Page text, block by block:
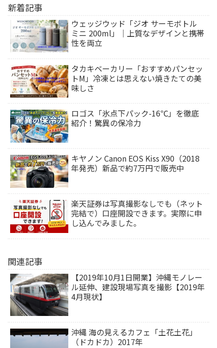
新着記事
ウェッジウッド「ジオ サーモボトル
ミニ 200ml」｜上質なデザインと携帯
性を両立
タカキベーカリー「おすすめパンセッ
トM」冷凍とは思えない焼きたての美
味しさ
ロゴス「氷点下パック-16℃」を徹底
紹介！驚異の保冷力
キヤノン Canon EOS Kiss X90（2018
年発売）新品で約7万円で販売中
楽天証券は写真撮影なしでも（ネット
完結で）口座開設できます。実際に申
し込んでみました。
関連記事
【2019年10月1日開業】沖縄モノレー
ル延伸、建設現場写真を撮影【2019年
4月現状】
沖縄 海の見えるカフェ「土花土花」
（ドカドカ）2017年